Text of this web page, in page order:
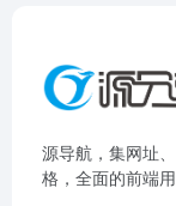
源导航，集网址
格，全面的前端